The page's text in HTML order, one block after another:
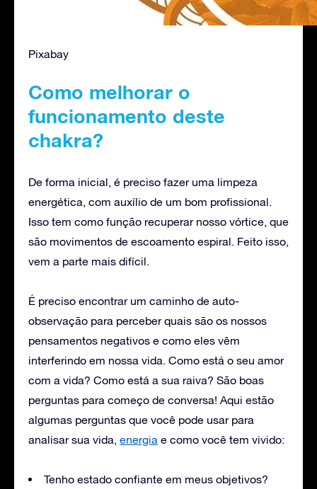
Pixabay
Como melhorar o
funcionamento deste
chakra?
De forma inicial, é preciso fazer uma limpeza
energética, com auxílio de um bom profissional.
Isso tem como função recuperar nosso vórtice, que
são movimentos de escoamento espiral. Feito isso,
vem a parte mais difícil.
É preciso encontrar um caminho de auto-
observação para perceber quais são os nossos
pensamentos negativos e como eles vêm
interferindo em nossa vida. Como está o seu amor
com a vida? Como está a sua raiva? São boas
perguntas para começo de conversa! Aqui estão
algumas perguntas que você pode usar para
analisar sua vida, energia e como você tem vivido:
Tenho estado confiante em meus objetivos?